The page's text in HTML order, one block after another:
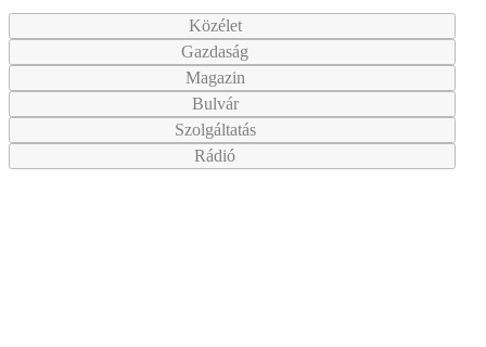
Közélet
Gazdaság
Magazin
Bulvár
Szolgáltatás
Rádió